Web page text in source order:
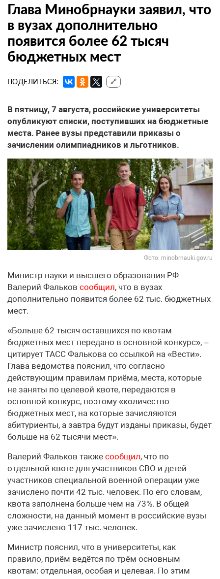
Глава Минобрнауки заявил, что
в вузах дополнительно
появится более 62 тысяч
бюджетных мест
ПОДЕЛИТЬСЯ: 🔗
В пятницу, 7 августа, российские университеты
опубликуют списки, поступивших на бюджетные
места. Ранее вузы представили приказы о
зачислении олимпиадников и льготников.
Фото: minobrnauki.gov.ru
Министр науки и высшего образования РФ
Валерий Фальков сообщил, что в вузах
дополнительно появится более 62 тыс. бюджетных
мест.
«Больше 62 тысяч оставшихся по квотам
бюджетных мест передано в основной конкурс», –
цитирует ТАСС Фалькова со ссылкой на «Вести».
Глава ведомства пояснил, что согласно
действующим правилам приёма, места, которые
не заняты по целевой квоте, передаются в
основной конкурс, поэтому «количество
бюджетных мест, на которые зачисляются
абитуриенты, а завтра будут изданы приказы, будет
больше на 62 тысячи мест».
Валерий Фальков также сообщил, что по
отдельной квоте для участников СВО и детей
участников специальной военной операции уже
зачислено почти 42 тыс. человек. По его словам,
квота заполнена больше чем на 73%. В общей
сложности, на данный момент в российские вузы
уже зачислено 117 тыс. человек.
Министр пояснил, что в университеты, как
правило, приём ведётся по трём основным
квотам: отдельная, особая и целевая. По этим